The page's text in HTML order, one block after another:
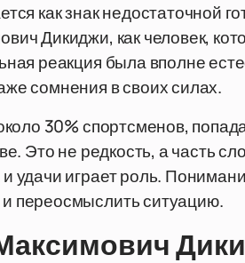
как знак недостаточной
Дикиджи, как человек,
реакция была вполне
сомнения в своих силах.
30% спортсменов,
Это не редкость, а часть
удачи играет роль.
переосмыслить ситуацию.